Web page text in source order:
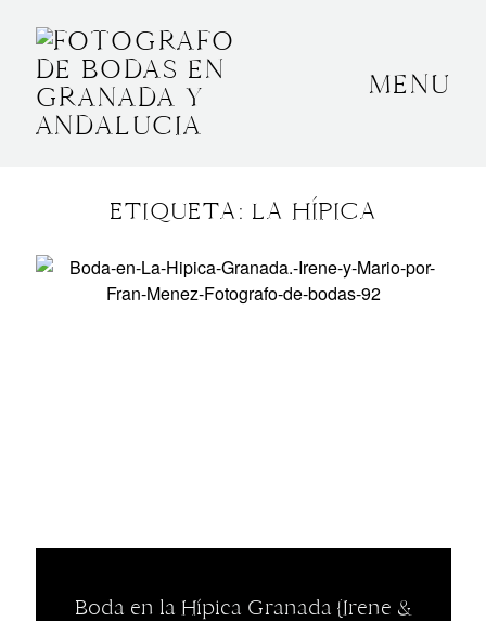
MENU
ETIQUETA: LA HÍPICA
Boda en la Hípica Granada {Irene &
BODAS
CONTACTO